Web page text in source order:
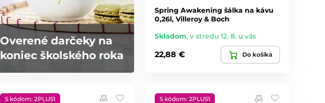
Overené darčeky na
koniec školského roka
Spring Awakening šálka na kávu
0,26l, Villeroy & Boch
Skladom,v stredu 12. 8. u vás
22,88 € Do košíka
S kódom: 2PLUS1 S kódom: 2PLUS1